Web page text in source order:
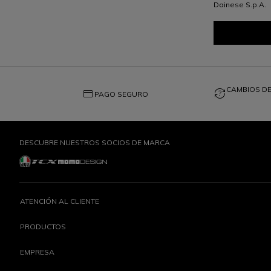
Dainese S.p.A.
credit_card PAGO SEGURO question_exchange CAMBIOS
DESCUBRE NUESTROS SOCIOS DE MARCA
ATENCIÓN AL CLIENTE
PRODUCTOS
EMPRESA